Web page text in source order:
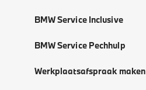
BMW Service Inclusive
BMW Service Pechhulp
Werkplaatsafspraak maken